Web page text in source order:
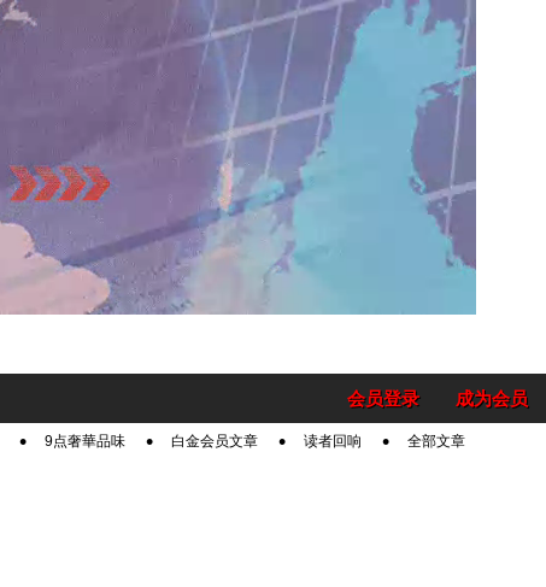
成为会员
会员登录
9点奢華品味 白金会员文章 读者回响 全部文章